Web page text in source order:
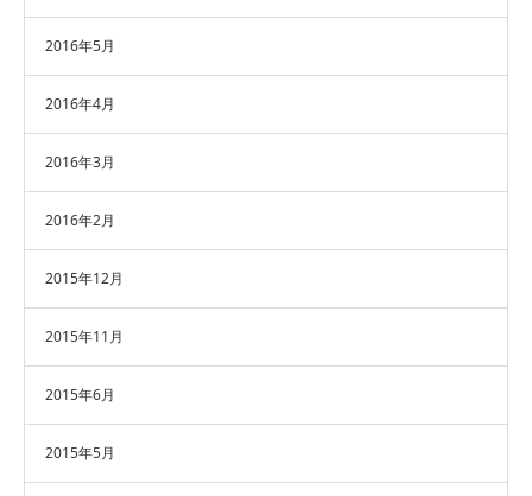
2016年5月
2016年4月
2016年3月
2016年2月
2015年12月
2015年11月
2015年6月
2015年5月